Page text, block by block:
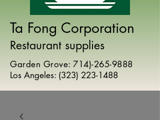
Ta Fong Corporation
Restaurant supplies
Garden Grove:714)-265-9888
Los Angeles: (323) 223-1488